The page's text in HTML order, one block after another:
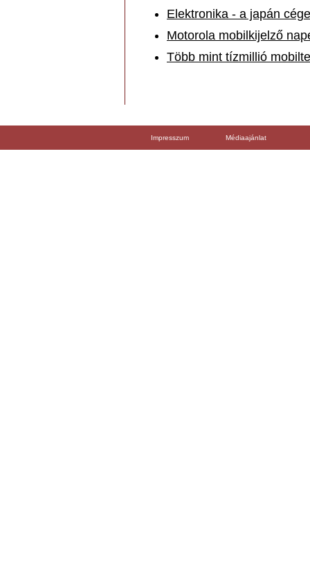
Elektronika - a japán
Motorola mobilkijelző
Több mint tízmillió
Impresszum Médiaajánlat